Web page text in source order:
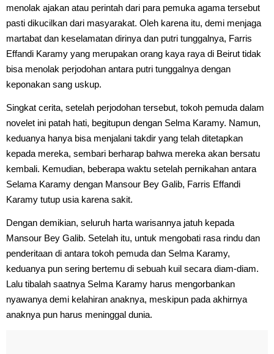
menolak ajakan atau perintah dari para pemuka agama tersebut
pasti dikucilkan dari masyarakat. Oleh karena itu, demi menjaga
martabat dan keselamatan dirinya dan putri tunggalnya, Farris
Effandi Karamy yang merupakan orang kaya raya di Beirut tidak
bisa menolak perjodohan antara putri tunggalnya dengan
keponakan sang uskup.
Singkat cerita, setelah perjodohan tersebut, tokoh pemuda dalam
novelet ini patah hati, begitupun dengan Selma Karamy. Namun,
keduanya hanya bisa menjalani takdir yang telah ditetapkan
kepada mereka, sembari berharap bahwa mereka akan bersatu
kembali. Kemudian, beberapa waktu setelah pernikahan antara
Selama Karamy dengan Mansour Bey Galib, Farris Effandi
Karamy tutup usia karena sakit.
Dengan demikian, seluruh harta warisannya jatuh kepada
Mansour Bey Galib. Setelah itu, untuk mengobati rasa rindu dan
penderitaan di antara tokoh pemuda dan Selma Karamy,
keduanya pun sering bertemu di sebuah kuil secara diam-diam.
Lalu tibalah saatnya Selma Karamy harus mengorbankan
nyawanya demi kelahiran anaknya, meskipun pada akhirnya
anaknya pun harus meninggal dunia.